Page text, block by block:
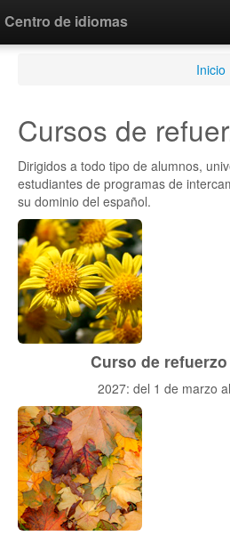
Centro de idiomas
Exámenes oficiales
Alojamiento
Actividades
Inscripción
Contacto
Idioma
Inicio
Cursos de
Dirigidos a todo tipo de alumnos,
estudiantes de programas de
su dominio del español.
Curso de
2027: del 1 de marzo